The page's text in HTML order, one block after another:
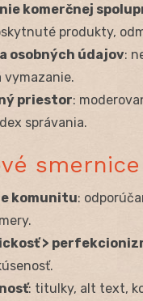
komerčnej
produkty,
osobných údajov:
vymazanie.
priestor:
správania.
komunitu:
>
: titulky, alt text,